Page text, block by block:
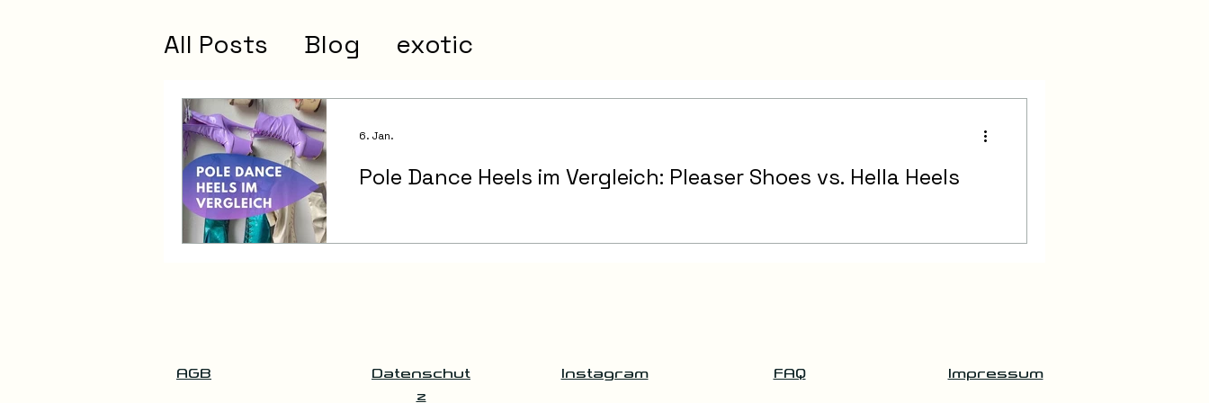
All Posts Blog exotic
Pole Dance Heels im Vergleich: Pleaser Shoes vs. Hella Heels
6. Jan.
AGB
Datenschut
z
Instagram FAQ Impressum